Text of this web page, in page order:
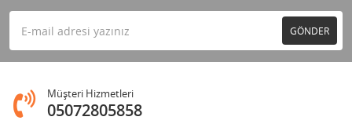
GÖNDER
Müşteri Hizmetleri
05072805858